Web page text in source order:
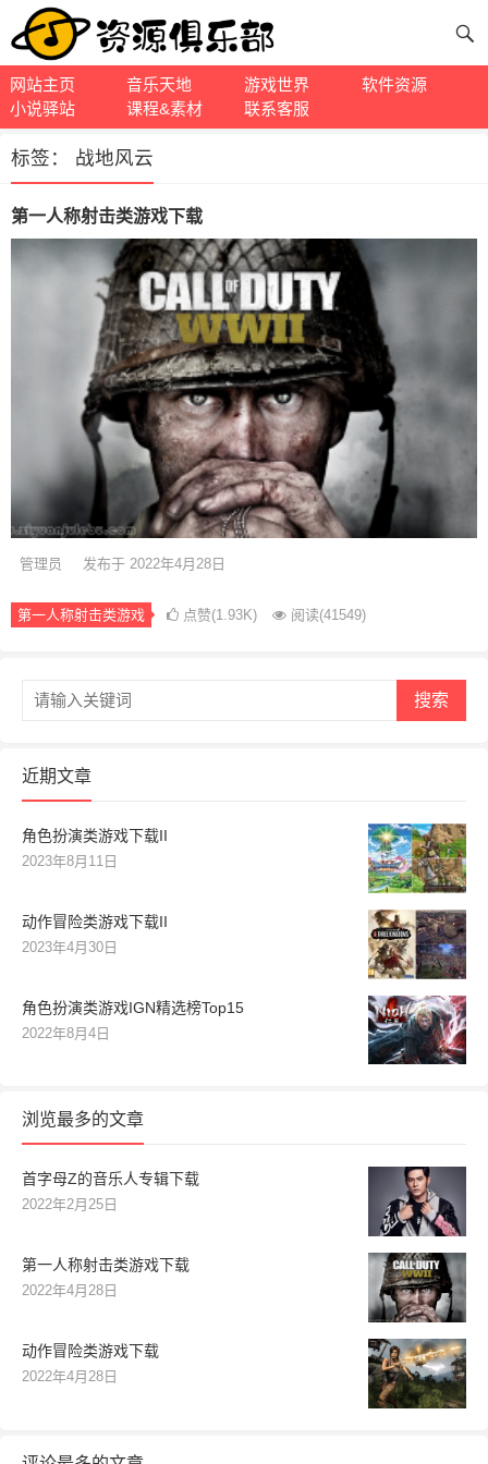
网站主页 音乐天地 游戏世界
软件资源
小说驿站
课程&素材 联系客服
标签： 战地风云
第一人称射击类游戏下载
管理员 发布于 2022年4月28日
第一人称射击类游戏 点赞(1.93K) 阅读(41549)
搜索
近期文章
角色扮演类游戏下载II
2023年8月11日
动作冒险类游戏下载II
2023年4月30日
角色扮演类游戏IGN精选榜Top15
2022年8月4日
浏览最多的文章
首字母Z的音乐人专辑下载
2022年2月25日
第一人称射击类游戏下载
2022年4月28日
动作冒险类游戏下载
2022年4月28日